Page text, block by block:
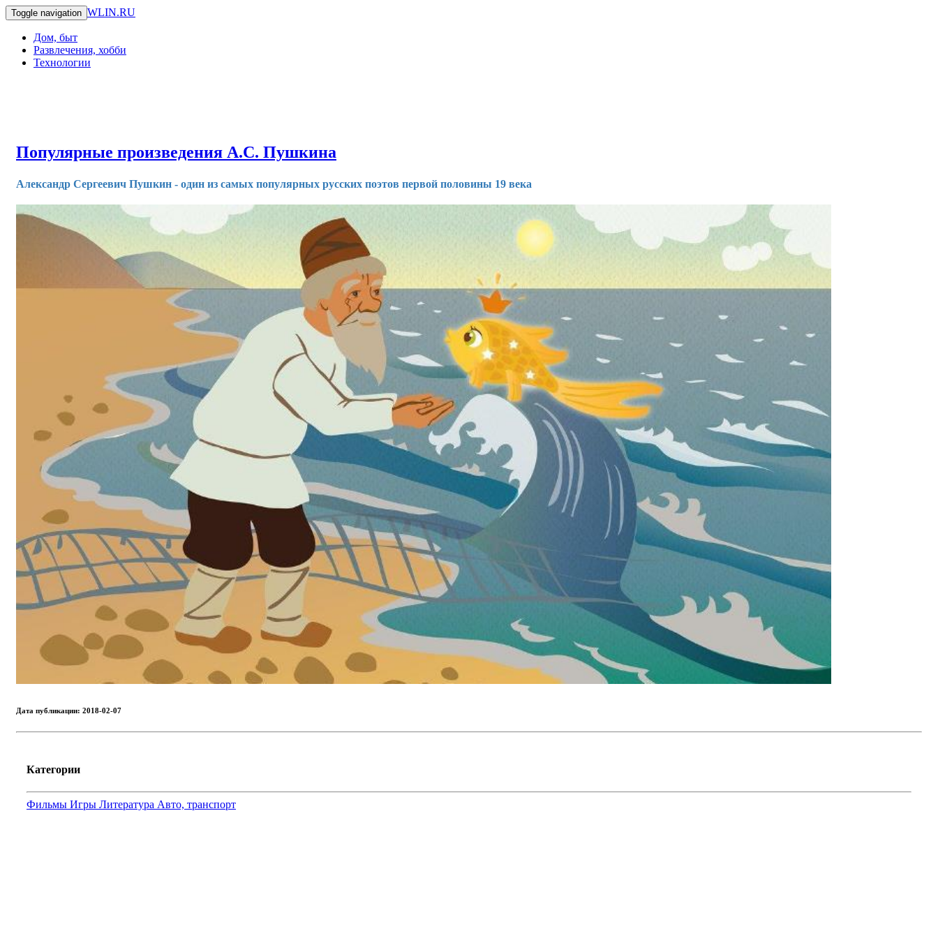
Toggle navigation WLIN.RU
Дом, быт
Развлечения, хобби
Технологии
Популярные произведения А.С. Пушкина
Александр Сергеевич Пушкин - один из самых популярных русских поэтов первой половины 19 века
Дата публикации: 2018-02-07
Категории
Фильмы Игры Литература Авто, транспорт